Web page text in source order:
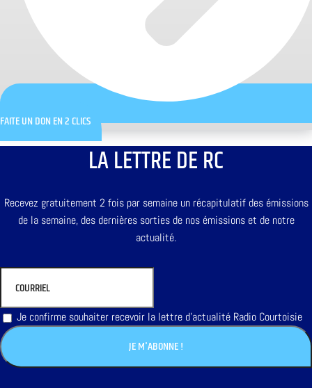
FAITE UN DON EN 2 CLICS
LA LETTRE DE RC
Recevez gratuitement 2 fois par semaine un récapitulatif des émissions
de la semaine, des dernières sorties de nos émissions et de notre
actualité.
Je confirme souhaiter recevoir la lettre d'actualité Radio Courtoisie